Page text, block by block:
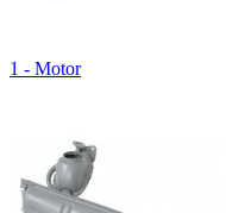
1 - Motor